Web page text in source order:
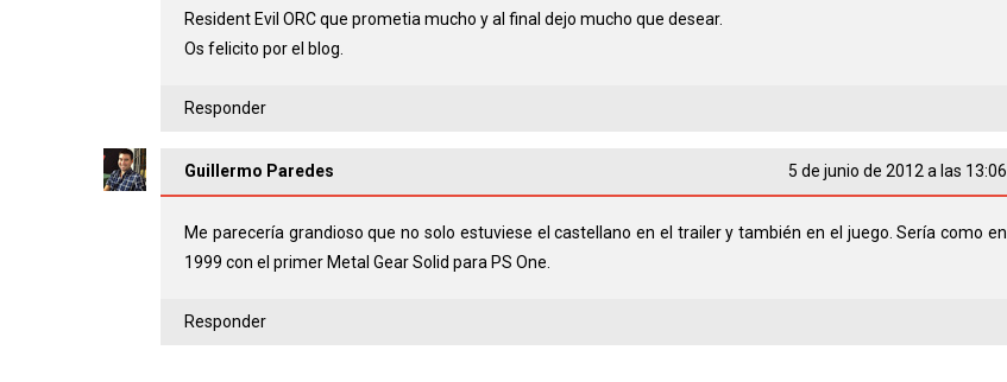
Resident Evil ORC que prometia mucho y al final dejo mucho que desear.
Os felicito por el blog.
Responder
Guillermo Paredes 5 de junio de 2012 a las 13:06
Me parecería grandioso que no solo estuviese el castellano en el trailer y también en el juego. Sería como en
1999 con el primer Metal Gear Solid para PS One.
Responder